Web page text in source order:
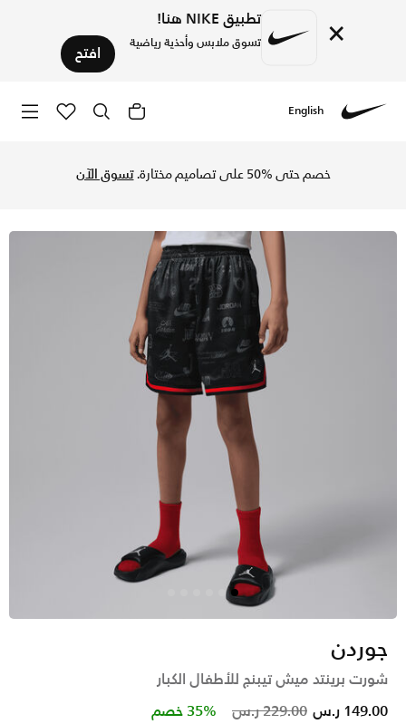
× تطبيق NIKE هنا!
تسوق ملابس وأحذية رياضية افتح
English
خصم حتى %50 على تصاميم مختارة. تسوق الآن
جوردن
شورت برينتد ميش تيبنج للأطفال الكبار
Price reduced from
229.00 ر.س to 149.00 ر.س 35% خصم